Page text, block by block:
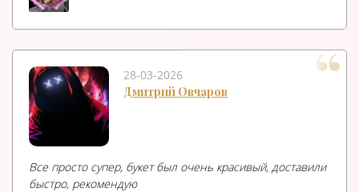
28-03-2026
Дмитрий Овчаров
Все просто супер, букет был очень красивый, доставили
быстро, рекомендую